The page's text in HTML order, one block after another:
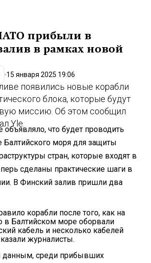
прибыли в
в рамках новой
15 января 2025 19:06
появились новые корабли
блока, которые будут
миссию. Об этом сообщил
Yle.
что будет проводить
Балтийского моря для защиты
стран, которые входят в
сделаны практические шаги в
В Финский залив пришли два
корабли после того, как на
в Балтийском море оборвали
кабель и несколько кабелей
журналисты.
среди прибывших